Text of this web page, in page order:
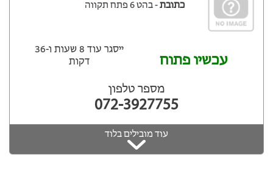
כתובת- בהט 6 פתח תקווה
עכשיו פתוח
ייסגר עוד 8 שעות ‫ו-36
דקות
מספר טלפון
072-3927755
עוד מובילים בלוד